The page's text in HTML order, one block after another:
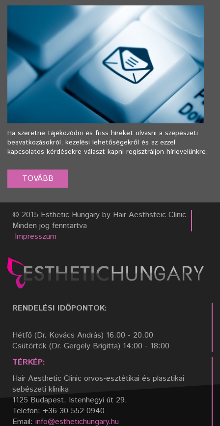
Ha szeretne tájékozódni és friss híreket olvasni a szépészeti
beavatkozásokról, kezelési lehetőségekről és az ezzel
kapcsolatos kérdésekre választ kapni regisztráljon hírlevelünkre.
© 2015 Esthetic Hungary by Hair-Aesthsteic Clinic
Minden jog fenntartva
Impresszum
RENDELÉSI IDŐPONTOK:
Hétfő (Dr. Kovács András) 16:00 - 20.00
Csütörtök (Dr. Gergely Brigitta) 14:00 - 18:00
TÉRKÉP:
Hair Aesthetic Clinic orvos-esztétikai és plasztikai
sebészeti klinika
1125 Budapest, Istenhegyi út 29.
Telefon: +36 30 552 0940
Email: info@esthetichungary.hu